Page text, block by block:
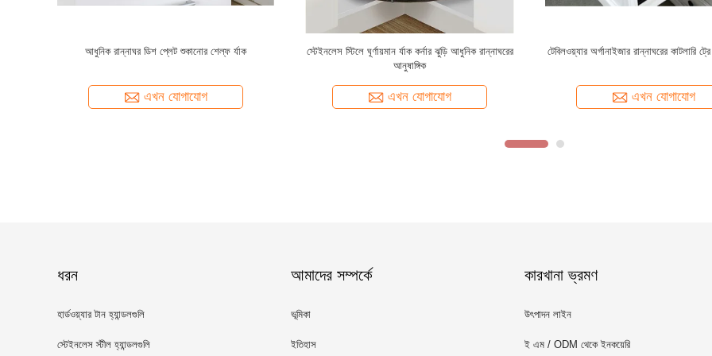
উচ্চ মানের কাস্টম লোগো স্টেইনলেস স্টিল বারবিকিউ গ্রিল
এখন যোগাযোগ
হোম আউটডোর প্যাটিও ব্যাকয়ার্ড রান্নাঘর ওয়াগন কাঠকয়লা
বার্বিকিউ BBQ গ্রিল
এখন যোগাযোগ
ভারী ডিউটি আউটডোর রোস্টার স্পিট রোটিসেরি
এখন যোগাযোগ
ধরন
হার্ডওয়্যার টান হ্যান্ডলগুলি
স্টেইনলেস স্টীল হ্যান্ডলগুলি
আমাদের সম্পর্কে
ভূমিকা
ইতিহাস
কারখানা ভ্রমণ
উৎপাদন লাইন
ই এম / ODM থেকে ইনকয়েরি